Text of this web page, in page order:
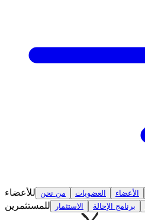
للأعضاء من نحن العضويات الأعضاء
للمستثمرين الاستثمار برنامج الإحالة